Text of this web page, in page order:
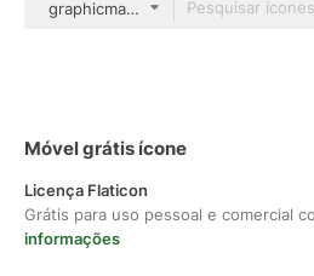
graphicmall color lineal-color
Móvel grátis ícone
Licença Flaticon
Grátis para uso pessoal e comercial
informações